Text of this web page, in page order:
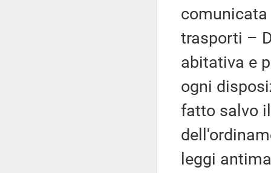
trasporti –
abitativa e
ogni
fatto salvo
leggi